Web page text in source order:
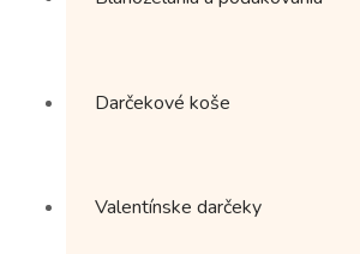
Darčekové koše
Valentínske darčeky